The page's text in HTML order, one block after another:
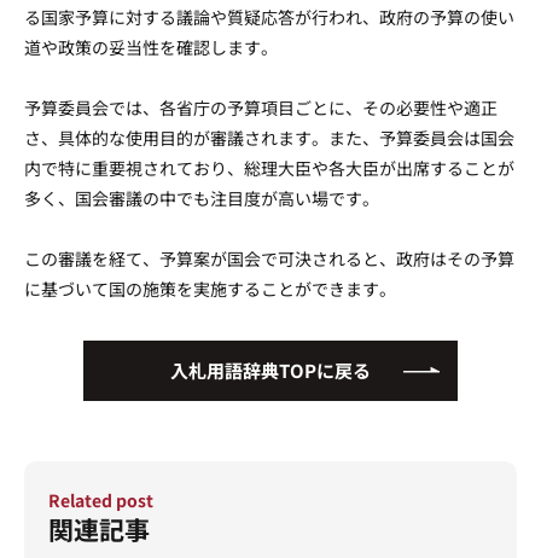
入札セミナー
運営会社 プライバシーポリシー
る国家予算に対する議論や質疑応答が行われ、政府の予算の使い
道や政策の妥当性を確認します。
予算委員会では、各省庁の予算項目ごとに、その必要性や適正
さ、具体的な使用目的が審議されます。また、予算委員会は国会
内で特に重要視されており、総理大臣や各大臣が出席することが
多く、国会審議の中でも注目度が高い場です。
この審議を経て、予算案が国会で可決されると、政府はその予算
に基づいて国の施策を実施することができます。
入札用語辞典TOPに戻る
Related post
関連記事